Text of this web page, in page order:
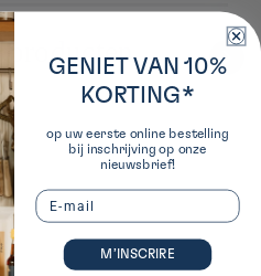
producten
GENIET VAN 10%
KORTING*
op uw eerste online bestelling
bij inschrijving op onze
nieuwsbrief!
Email
M’INSCRIRE